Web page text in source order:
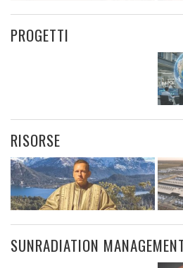
PROGETTI
RISORSE
SUNRADIATION